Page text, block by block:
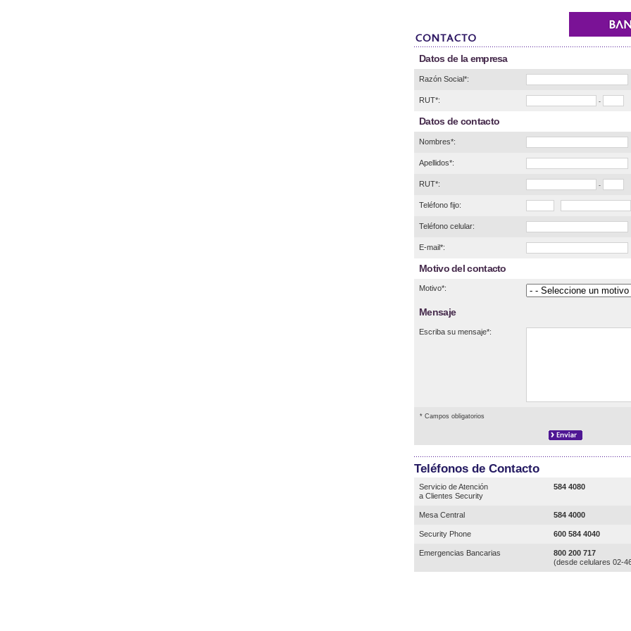
Datos de la empresa
Razón Social*:
RUT*: -
Datos de contacto
Nombres*:
Apellidos*:
RUT*: -
Teléfono fijo:
Teléfono celular:
E-mail*:
Motivo del contacto
Motivo*:
Mensaje
Escriba su mensaje*:
* Campos obligatorios
Teléfonos de Contacto
Servicio de Atención
a Clientes Security
584 4080
Mesa Central 584 4000
Security Phone 600 584 4040
Emergencias Bancarias
800 200 717
(desde celulares 02-